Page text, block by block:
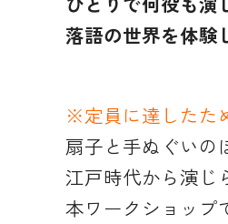
落語の世界を体験
※定員に達したた
扇子と手ぬぐいの
江戸時代から演じ
本ワークショップ